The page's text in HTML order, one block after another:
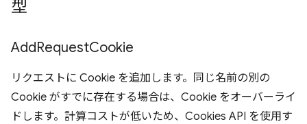
型
AddRequestCookie
リクエストに Cookie を追加します。同じ名前の別の
Cookie がすでに存在する場合は、Cookie をオーバーライ
ドします。計算コストが低いため、Cookies API を使用す